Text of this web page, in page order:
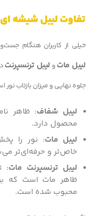
تفاوت لیبل شیشه
خیلی از کاربران هنگام
لیبل ماتو لیبل ترنسپرنت
جلوه نهایی و میزان بازتاب نور
لیبل شفاف: ظاهر
محصول دارد.
لیبل مات: نور را
خاص‌تر و حرفه‌ای‌تر
لیبل ترنسپرنت مات:
ظاهر مات است که
محبوب شده است.